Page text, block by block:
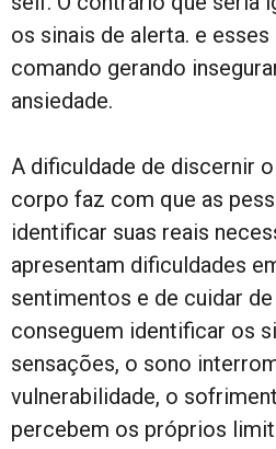
os sinais de alerta. e
comando gerando
ansiedade.
A dificuldade de discernir
corpo faz com que as
identificar suas reais
apresentam dificuldades
sentimentos e de cuidar
conseguem identificar os
sensações, o sono
vulnerabilidade, o
percebem os próprios